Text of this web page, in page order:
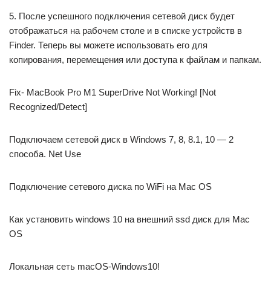
5. После успешного подключения сетевой диск будет
отображаться на рабочем столе и в списке устройств в
Finder. Теперь вы можете использовать его для
копирования, перемещения или доступа к файлам и папкам.
Fix- MacBook Pro M1 SuperDrive Not Working! [Not
Recognized/Detect]
Подключаем сетевой диск в Windows 7, 8, 8.1, 10 — 2
способа. Net Use
Подключение сетевого диска по WiFi на Mac OS
Как установить windows 10 на внешний ssd диск для Mac
OS
Локальная сеть macOS-Windows10!